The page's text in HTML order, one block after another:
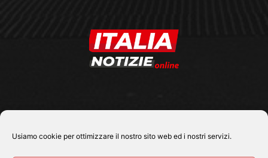
Usiamo cookie per ottimizzare il nostro sito web ed i nostri servizi.
SEGUICI SU